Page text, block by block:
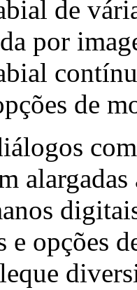
de
por
de
e opções